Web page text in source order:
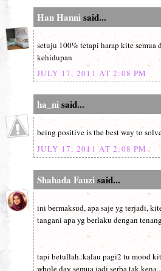
Han Hannisaid...
setuju 100% tetapi harap kite semua
kehidupan
JULY 17, 2011 AT 2:08 PM
ha_nisaid...
being positive is the best way to
JULY 17, 2011 AT 2:08 PM
Shahada Fauzisaid...
ini bermaksud, apa saje yg terjadi,
tangani apa yg berlaku dengan
tapi betullah..kalau pagi2 tu mood
whole day semua jadi serba tak kena..